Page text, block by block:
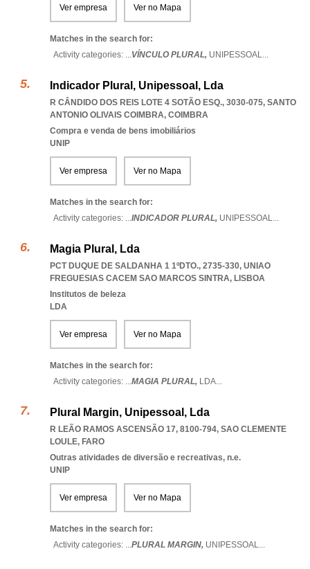
Ver empresa Ver no Mapa
Matches in the search for:
Activity categories: ...VÍNCULO PLURAL, UNIPESSOAL...
Indicador Plural, Unipessoal, Lda
R CÂNDIDO DOS REIS LOTE 4 SOTÃO ESQ., 3030-075, SANTO
ANTONIO OLIVAIS COIMBRA, COIMBRA
Compra e venda de bens imobiliários
UNIP
Ver empresa Ver no Mapa
Matches in the search for:
Activity categories: ...INDICADOR PLURAL, UNIPESSOAL...
Magia Plural, Lda
PCT DUQUE DE SALDANHA 1 1ºDTO., 2735-330, UNIAO
FREGUESIAS CACEM SAO MARCOS SINTRA, LISBOA
Institutos de beleza
LDA
Ver empresa Ver no Mapa
Matches in the search for:
Activity categories: ...MAGIA PLURAL, LDA...
Plural Margin, Unipessoal, Lda
R LEÃO RAMOS ASCENSÃO 17, 8100-794, SAO CLEMENTE
LOULE, FARO
Outras atividades de diversão e recreativas, n.e.
UNIP
Ver empresa Ver no Mapa
Matches in the search for:
Activity categories: ...PLURAL MARGIN, UNIPESSOAL...